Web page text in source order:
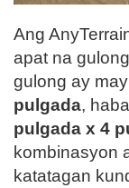
Ang
apat na
gulong ay
pulgada,
pulgada x 4
kombinasyon
katatagan